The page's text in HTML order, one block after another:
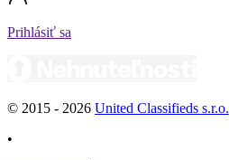
Prihlásiť sa
© 2015 - 2026 United Classifieds s.r.o.
•